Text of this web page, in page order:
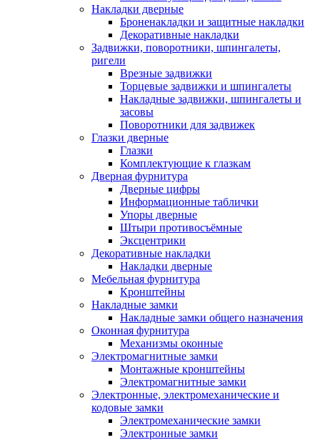
Накладки дверные
Броненакладки и защитные накладки
Декоративные накладки
Задвижки, поворотники, шпингалеты,
ригели
Врезные задвижки
Торцевые задвижки и шпингалеты
Накладные задвижки, шпингалеты и
засовы
Поворотники для задвижек
Глазки дверные
Глазки
Комплектующие к глазкам
Дверная фурнитура
Дверные цифры
Информационные таблички
Упоры дверные
Штыри противосъёмные
Эксцентрики
Декоративные накладки
Накладки дверные
Мебельная фурнитура
Кронштейны
Накладные замки
Накладные замки общего назначения
Оконная фурнитура
Механизмы оконные
Электромагнитные замки
Монтажные кронштейны
Электромагнитные замки
Электронные, электромеханические и
кодовые замки
Электромеханические замки
Электронные замки